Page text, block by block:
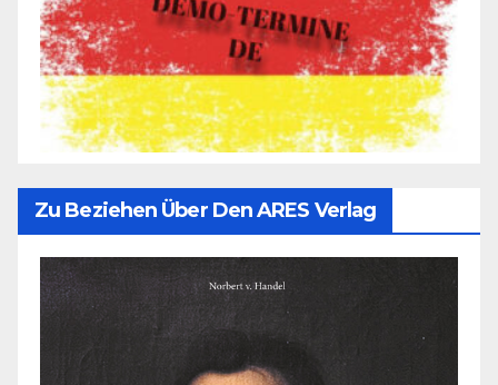
Zu Beziehen Über Den ARES Verlag